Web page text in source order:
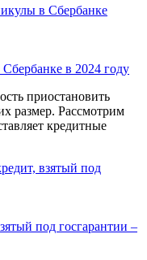
в 2024 году
приостановить
размер. Рассмотрим
кредитные
под госгарантии –